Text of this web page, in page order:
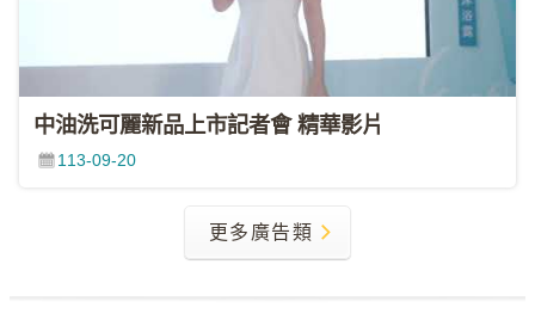
中油洗可麗新品上市記者會 精華影片
113-09-20
更多廣告類